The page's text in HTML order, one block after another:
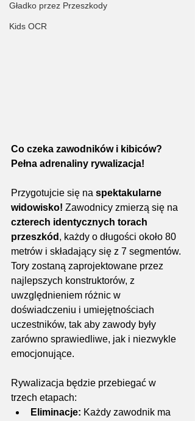
Gładko przez Przeszkody
Kids OCR
Co czeka zawodników i kibiców?
Pełna adrenaliny rywalizacja!
Przygotujcie się na spektakularne
widowisko! Zawodnicy zmierzą się na
czterech identycznych torach
przeszkód , każdy o długości około 80
metrów i składający się z 7 segmentów.
Tory zostaną zaprojektowane przez
najlepszych konstruktorów, z
uwzględnieniem różnic w
doświadczeniu i umiejętnościach
uczestników, tak aby zawody były
zarówno sprawiedliwe, jak i niezwykle
emocjonujące.
Rywalizacja będzie przebiegać w
trzech etapach:
Eliminacje: Każdy zawodnik ma